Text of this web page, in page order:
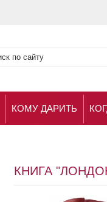
КОМУ ДАРИТЬ
КНИГА